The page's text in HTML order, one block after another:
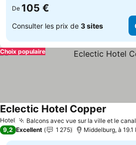
De 105 €
Consulter les prix de 3 sites
Choix populaire
Hotel Balcons avec vue sur la ville et le canal
Eclectic Hotel Copper
9,2 Excellent 1 275 Middelburg, à 19.1